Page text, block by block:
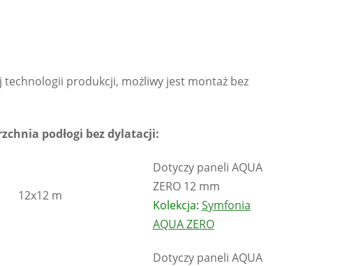
technologii produkcji, możliwy jest montaż bez
podłogi bez dylatacji:
12x12 m
Dotyczy paneli AQUA
ZERO 12 mm
Kolekcja: Symfonia
AQUA ZERO
Dotyczy paneli AQUA